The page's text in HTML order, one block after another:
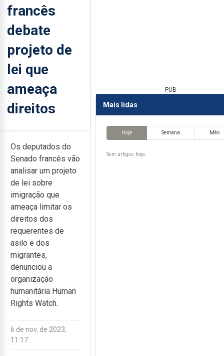
francês
debate
projeto de
lei que
ameaça
direitos
Os deputados do
Senado francês vão
analisar um projeto
de lei sobre
imigração que
ameaça limitar os
direitos dos
requerentes de
asilo e dos
migrantes,
denunciou a
organização
humanitária Human
Rights Watch.
6 de nov. de 2023,
11:17
PUB
Mais lidas
Hoje Semana Mês
Sem artigos hoje.